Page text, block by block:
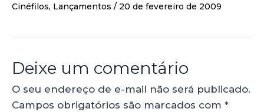
Cinéfilos, Lançamentos / 20 de fevereiro de 2009
Deixe um comentário
O seu endereço de e-mail não será publicado.
Campos obrigatórios são marcados com *